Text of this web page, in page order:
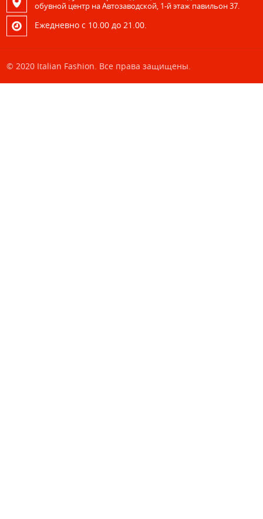
обувной центр на Автозаводской, 1-й этаж павильон 37.
Eжедневно с 10.00 до 21.00.
© 2020 Italian Fashion. Все права защищены.